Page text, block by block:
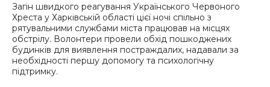
Загін швидкого реагування Українського Червоного
Хреста у Харківській області цієї ночі спільно з
рятувальними службами міста працював на місцях
обстрілу. Волонтери провели обхід пошкоджених
будинків для виявлення постраждалих, надавали за
необхідності першу допомогу та психологічну
підтримку.